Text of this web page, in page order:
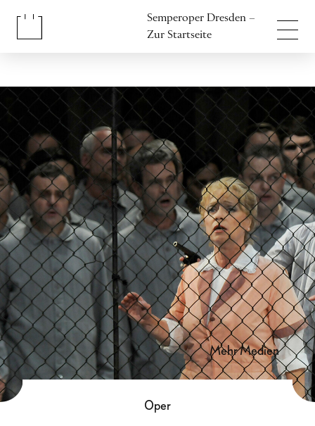
Semperoper Dresden –
Zur Startseite
mehr Medien
Oper